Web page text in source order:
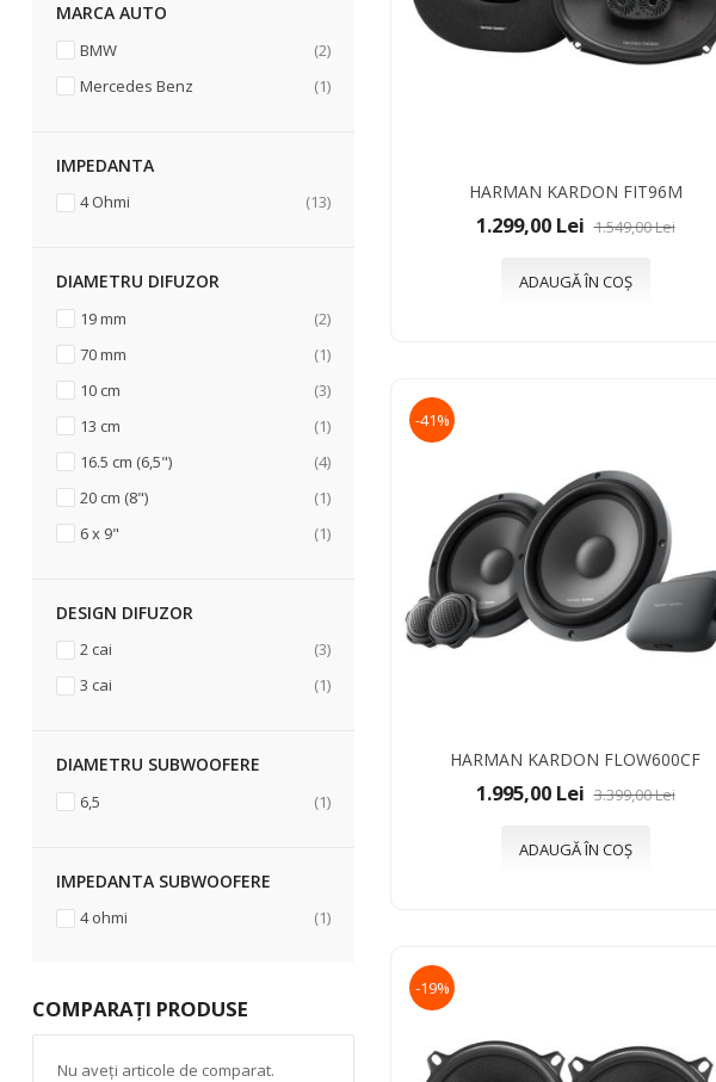
HARMAN KARDON FIT96M
1.299,00 Lei 1.549,00 Lei
ADAUGĂ ÎN COȘ
-41%
HARMAN KARDON FLOW600CF
1.995,00 Lei 3.399,00 Lei
ADAUGĂ ÎN COȘ
-19%
MARCA AUTO
BMW 2articol
Mercedes Benz
1articol
IMPEDANTA
4 Ohmi 13articol
DIAMETRU DIFUZOR
19 mm 2articol
70 mm
1articol
10 cm
3articol
13 cm
1articol
16.5 cm (6,5")
4articol
20 cm (8")
1articol
6 x 9"
1articol
DESIGN DIFUZOR
2 cai 3articol
3 cai
1articol
DIAMETRU SUBWOOFERE
6,5 1articol
IMPEDANTA SUBWOOFERE
4 ohmi 1articol
COMPARAȚI PRODUSE
Nu aveți articole de comparat.